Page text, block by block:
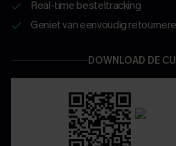
Real-time besteltracking
Geniet van eenvoudig
DOWNLOAD DE